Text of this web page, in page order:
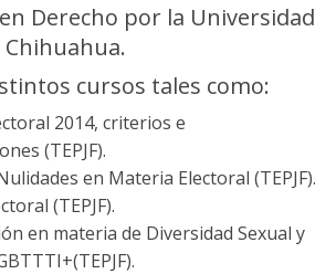
Derecho por la Universidad
cursos tales como:
2014, criterios e
(TEPJF).
en Materia Electoral (TEPJF).
(TEPJF).
en materia de Diversidad Sexual y